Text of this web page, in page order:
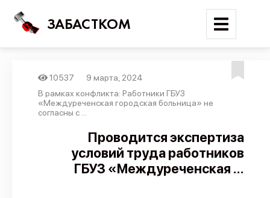
ЗАБАСТКОМ
Войти
Новости
Карта событий
10537
9 марта, 2024
В рамках конфликта: Работники ГБУЗ
«Междуреченская городская больница» не
согласны с ...
Проводится экспертиза
условий труда работников
ГБУЗ «Междуреченская ...